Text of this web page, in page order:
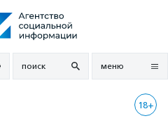
поиск меню
18+